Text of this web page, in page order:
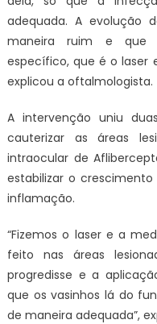
adequada. A evolução
maneira ruim e que
específico, que é o laser
explicou a oftalmologista.
A intervenção uniu
cauterizar as áreas
intraocular de
estabilizar o
inflamação.
“Fizemos o laser e a
feito nas áreas
progredisse e a
que os vasinhos lá do
de maneira adequada”,